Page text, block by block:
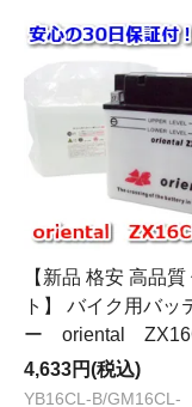
【新品 格安 高品質
ト】 バイク用バッ
ー oriental
4,633円(税込)
YB16CL-B/GM16CL-